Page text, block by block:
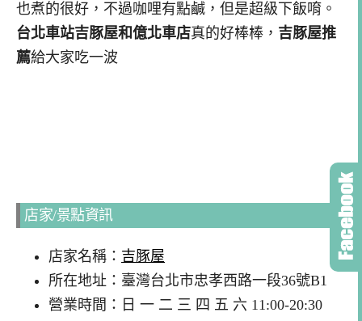
也煮的很好，不過咖哩有點鹹，但是超級下飯唷。
台北車站吉豚屋和億北車店真的好棒棒， 吉豚屋推
薦給大家吃一波
店家/景點資訊
店家名稱： 吉豚屋
所在地址：臺灣台北市忠孝西路一段36號B1
營業時間：日 一 二 三 四 五 六 11:00-20:30